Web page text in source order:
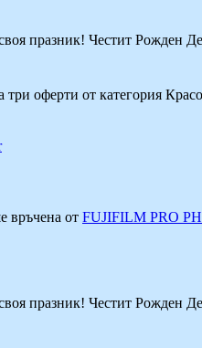
празник! Честит Рожден
три оферти от категория
връчена от FUJIFILM PRO
празник! Честит Рожден